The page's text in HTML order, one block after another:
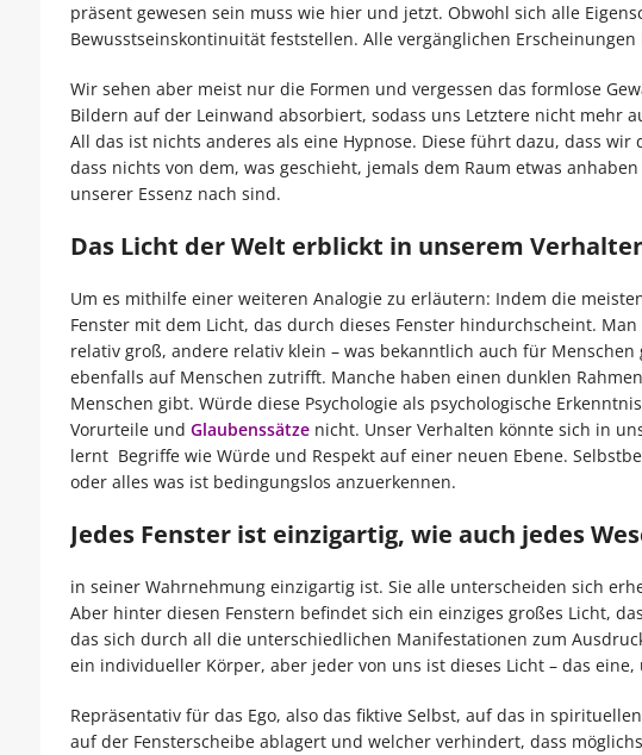
präsent gewesen sein muss wie hier und jetzt. Obwohl sich alle
Bewusstseinskontinuität feststellen. Alle vergänglichen
Wir sehen aber meist nur die Formen und vergessen das formlose
Bildern auf der Leinwand absorbiert, sodass uns Letztere nicht mehr
All das ist nichts anderes als eine Hypnose. Diese führt dazu, dass
dass nichts von dem, was geschieht, jemals dem Raum etwas
unserer Essenz nach sind.
Das Licht der Welt erblickt in unserem
Um es mithilfe einer weiteren Analogie zu erläutern: Indem die
Fenster mit dem Licht, das durch dieses Fenster hindurchscheint.
relativ groß, andere relativ klein – was bekanntlich auch für
ebenfalls auf Menschen zutrifft. Manche haben einen dunklen
Menschen gibt. Würde diese Psychologie als psychologische
Vorurteile und Glaubenssätzenicht. Unser Verhalten könnte sich in
lernt Begriffe wie Würde und Respekt auf einer neuen Ebene.
oder alles was ist bedingungslos anzuerkennen.
Jedes Fenster ist einzigartig, wie auch jedes
in seiner Wahrnehmung einzigartig ist. Sie alle unterscheiden sich
Aber hinter diesen Fenstern befindet sich ein einziges großes Licht,
das sich durch all die unterschiedlichen Manifestationen zum
ein individueller Körper, aber jeder von uns ist dieses Licht – das eine,
Repräsentativ für das Ego, also das fiktive Selbst, auf das in
auf der Fensterscheibe ablagert und welcher verhindert, dass